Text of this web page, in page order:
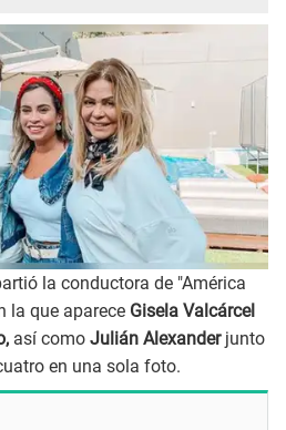
la conductora de "América
la que aparece Gisela Valcárcel
así como Julián Alexanderjunto
en una sola foto.